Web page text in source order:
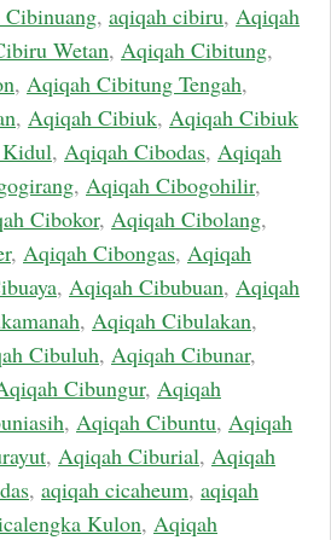
, aqiqah cibiru, Aqiqah
Wetan, Aqiqah Cibitung,
, Aqiqah Cibitung Tengah,
, Aqiqah Cibiuk, Aqiqah Cibiuk
, Aqiqah Cibodas, Aqiqah
, Aqiqah Cibogohilir,
Cibokor, Aqiqah Cibolang,
, Aqiqah Cibongas, Aqiqah
, Aqiqah Cibubuan, Aqiqah
, Aqiqah Cibulakan,
Cibuluh, Aqiqah Cibunar,
Cibungur, Aqiqah
, Aqiqah Cibuntu, Aqiqah
, Aqiqah Ciburial, Aqiqah
, aqiqah cicaheum, aqiqah
Kulon, Aqiqah